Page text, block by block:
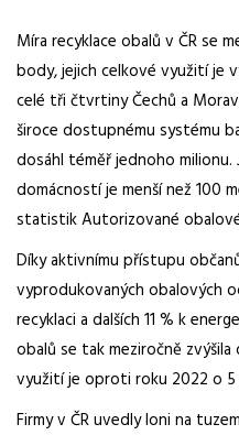
Míra recyklace obalů v ČR se
body, jejich celkové využití je
celé tři čtvrtiny Čechů a
široce dostupnému systému
dosáhl téměř jednoho
domácností je menší než 100
statistik Autorizované
Díky aktivnímu přístupu
vyprodukovaných obalových
recyklaci a dalších 11 % k
obalů se tak meziročně
využití je oproti roku 2022 o
Firmy v ČR uvedly loni na